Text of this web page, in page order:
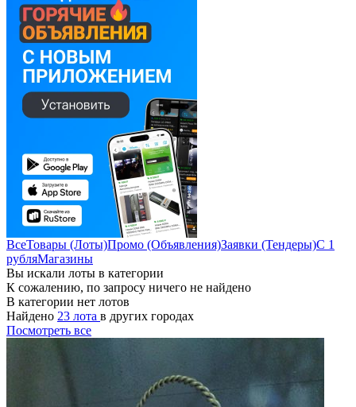
ВсеТовары (Лоты)Промо (Объявления)Заявки (Тендеры)С 1
рубляМагазины
Вы искали лоты в категории
К сожалению, по запросу ничего не найдено
В категории нет лотов
Найдено 23 лота в других городах
Посмотреть все